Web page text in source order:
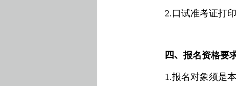
2.口试准考证打
四、报名资格要
1.报名对象须是